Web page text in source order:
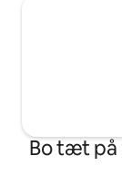
Bo tæt på